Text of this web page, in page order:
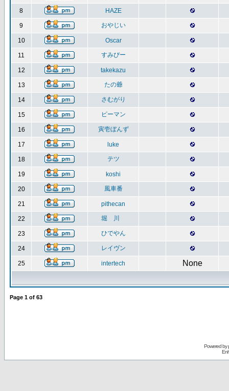
8 HAZE
9 おやじい
10 Oscar
11 すみぴー
12 takekazu
13 たの爺
14 さむがり
15 ピーマン
16 寅壱ぼんず
17 luke
18 テツ
19 koshi
20 風車番
21 pithecan
22 堀 川
23 ひでやん
24 レイヴン
25 intertech None
Page 1 of 63
Powered by